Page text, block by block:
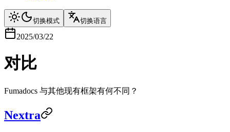
切换模式 切换语言
2025/03/22
对比
Fumadocs 与其他现有框架有何不同？
Nextra